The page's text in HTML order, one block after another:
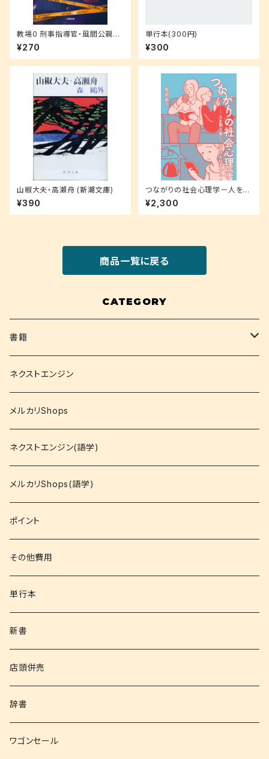
教場0 刑事指導官・風間公親
(小学館文庫 な 17-4)
¥270
単行本(300円)
¥300
山椒大夫・高瀬舟 (新潮文庫)
¥390
つながりの社会心理学－人を取
り巻く「空気」を科学する
¥2,300
商品一覧に戻る
CATEGORY
書籍
関西大学テキスト
就活
資格
コミック
文庫
その他書籍
書籍以外
ネクストエンジン
メルカリShops
ネクストエンジン(語学)
メルカリShops(語学)
ポイント
その他費用
単行本
新書
店頭併売
辞書
ワゴンセール